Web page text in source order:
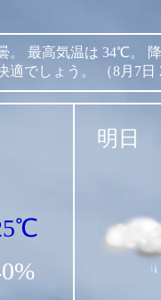
。 最高気温は 34℃。
適でしょう。 （8月7日
明日